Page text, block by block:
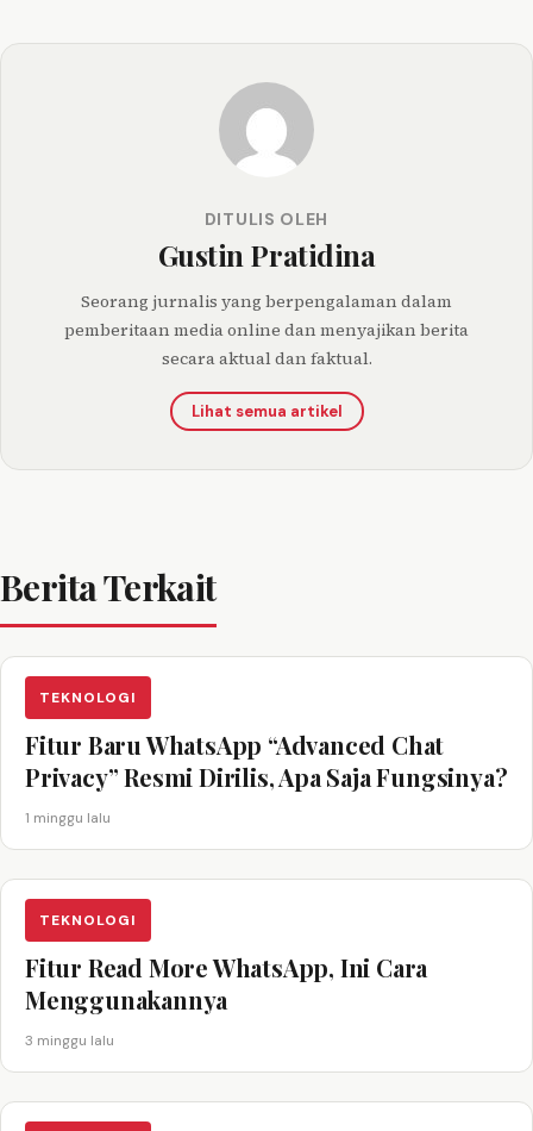
DITULIS OLEH
Gustin Pratidina
Seorang jurnalis yang berpengalaman dalam
pemberitaan media online dan menyajikan berita
secara aktual dan faktual.
Lihat semua artikel
Berita Terkait
TEKNOLOGI
Fitur Baru WhatsApp “Advanced Chat
Privacy” Resmi Dirilis, Apa Saja Fungsinya?
1 minggu lalu
TEKNOLOGI
Fitur Read More WhatsApp, Ini Cara
Menggunakannya
3 minggu lalu